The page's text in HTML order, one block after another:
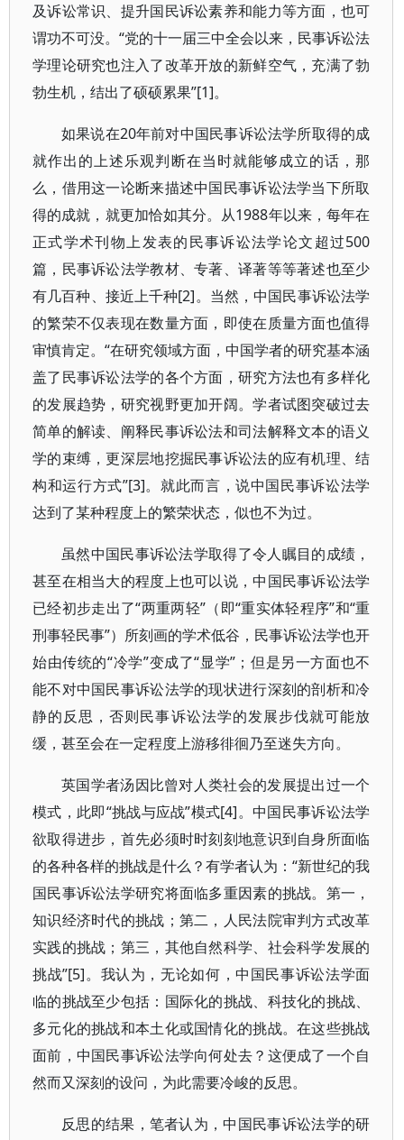
及诉讼常识、提升国民诉讼素养和能力等方面，也可
谓功不可没。“党的十一届三中全会以来，民事诉讼法
学理论研究也注入了改革开放的新鲜空气，充满了勃
勃生机，结出了硕硕累果”[1]。
如果说在20年前对中国民事诉讼法学所取得的成
就作出的上述乐观判断在当时就能够成立的话，那
么，借用这一论断来描述中国民事诉讼法学当下所取
得的成就，就更加恰如其分。从1988年以来，每年在
正式学术刊物上发表的民事诉讼法学论文超过500
篇，民事诉讼法学教材、专著、译著等等著述也至少
有几百种、接近上千种[2]。当然，中国民事诉讼法学
的繁荣不仅表现在数量方面，即使在质量方面也值得
审慎肯定。“在研究领域方面，中国学者的研究基本涵
盖了民事诉讼法学的各个方面，研究方法也有多样化
的发展趋势，研究视野更加开阔。学者试图突破过去
简单的解读、阐释民事诉讼法和司法解释文本的语义
学的束缚，更深层地挖掘民事诉讼法的应有机理、结
构和运行方式”[3]。就此而言，说中国民事诉讼法学
达到了某种程度上的繁荣状态，似也不为过。
虽然中国民事诉讼法学取得了令人瞩目的成绩，
甚至在相当大的程度上也可以说，中国民事诉讼法学
已经初步走出了“两重两轻”（即“重实体轻程序”和“重
刑事轻民事”）所刻画的学术低谷，民事诉讼法学也开
始由传统的“冷学”变成了“显学”；但是另一方面也不
能不对中国民事诉讼法学的现状进行深刻的剖析和冷
静的反思，否则民事诉讼法学的发展步伐就可能放
缓，甚至会在一定程度上游移徘徊乃至迷失方向。
英国学者汤因比曾对人类社会的发展提出过一个
模式，此即“挑战与应战”模式[4]。中国民事诉讼法学
欲取得进步，首先必须时时刻刻地意识到自身所面临
的各种各样的挑战是什么？有学者认为：“新世纪的我
国民事诉讼法学研究将面临多重因素的挑战。第一，
知识经济时代的挑战；第二，人民法院审判方式改革
实践的挑战；第三，其他自然科学、社会科学发展的
挑战”[5]。我认为，无论如何，中国民事诉讼法学面
临的挑战至少包括：国际化的挑战、科技化的挑战、
多元化的挑战和本土化或国情化的挑战。在这些挑战
面前，中国民事诉讼法学向何处去？这便成了一个自
然而又深刻的设问，为此需要冷峻的反思。
反思的结果，笔者认为，中国民事诉讼法学的研